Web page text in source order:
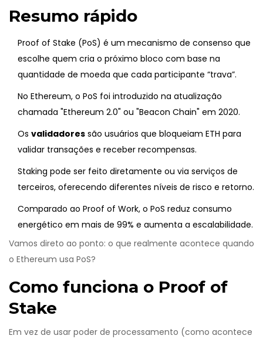
Resumo rápido
Proof of Stake (PoS) é um mecanismo de consenso que
escolhe quem cria o próximo bloco com base na
quantidade de moeda que cada participante “trava”.
No Ethereum, o PoS foi introduzido na atualização
chamada "Ethereum 2.0" ou "Beacon Chain" em 2020.
Os validadores são usuários que bloqueiam ETH para
validar transações e receber recompensas.
Staking pode ser feito diretamente ou via serviços de
terceiros, oferecendo diferentes níveis de risco e retorno.
Comparado ao Proof of Work, o PoS reduz consumo
energético em mais de 99% e aumenta a escalabilidade.
Vamos direto ao ponto: o que realmente acontece quando
o Ethereum usa PoS?
Como funciona o Proof of
Stake
Em vez de usar poder de processamento (como acontece